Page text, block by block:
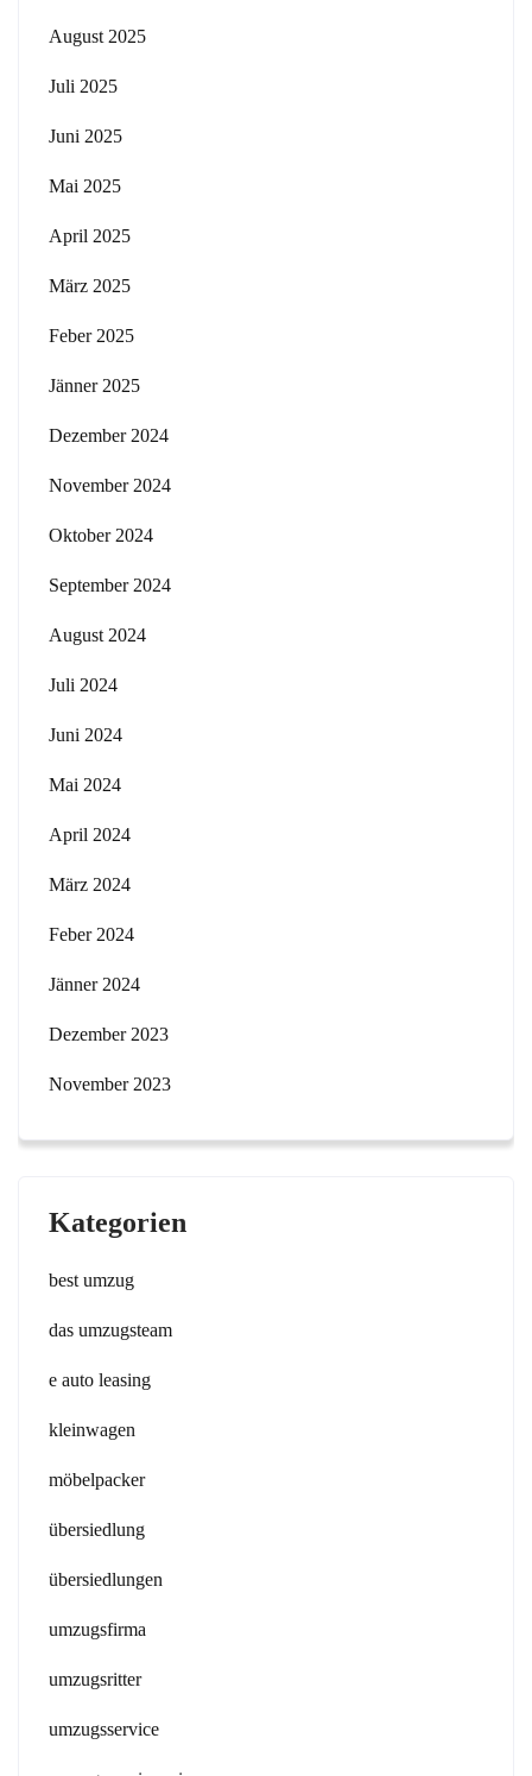
August 2025
Juli 2025
Juni 2025
Mai 2025
April 2025
März 2025
Feber 2025
Jänner 2025
Dezember 2024
November 2024
Oktober 2024
September 2024
August 2024
Juli 2024
Juni 2024
Mai 2024
April 2024
März 2024
Feber 2024
Jänner 2024
Dezember 2023
November 2023
Kategorien
best umzug
das umzugsteam
e auto leasing
kleinwagen
möbelpacker
übersiedlung
übersiedlungen
umzugsfirma
umzugsritter
umzugsservice